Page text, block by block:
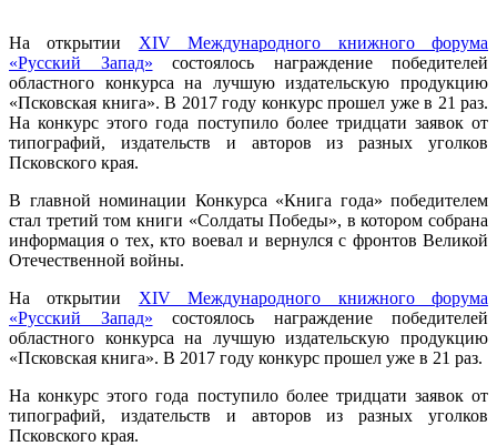
На открытии XIV Международного книжного форума
«Русский Запад» состоялось награждение победителей
областного конкурса на лучшую издательскую продукцию
«Псковская книга». В 2017 году конкурс прошел уже в 21 раз.
На конкурс этого года поступило более тридцати заявок от
типографий, издательств и авторов из разных уголков
Псковского края.
В главной номинации Конкурса «Книга года» победителем
стал третий том книги «Солдаты Победы», в котором собрана
информация о тех, кто воевал и вернулся с фронтов Великой
Отечественной войны.
На открытии XIV Международного книжного форума
«Русский Запад» состоялось награждение победителей
областного конкурса на лучшую издательскую продукцию
«Псковская книга». В 2017 году конкурс прошел уже в 21 раз.
На конкурс этого года поступило более тридцати заявок от
типографий, издательств и авторов из разных уголков
Псковского края.